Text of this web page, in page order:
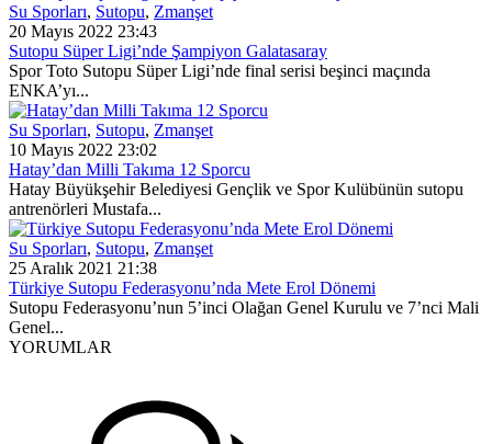
Su Sporları, Sutopu, Zmanşet
20 Mayıs 2022 23:43
Sutopu Süper Ligi’nde Şampiyon Galatasaray
Spor Toto Sutopu Süper Ligi’nde final serisi beşinci maçında
ENKA’yı...
Su Sporları, Sutopu, Zmanşet
10 Mayıs 2022 23:02
Hatay’dan Milli Takıma 12 Sporcu
Hatay Büyükşehir Belediyesi Gençlik ve Spor Kulübünün sutopu
antrenörleri Mustafa...
Su Sporları, Sutopu, Zmanşet
25 Aralık 2021 21:38
Türkiye Sutopu Federasyonu’nda Mete Erol Dönemi
Sutopu Federasyonu’nun 5’inci Olağan Genel Kurulu ve 7’nci Mali
Genel...
YORUMLAR